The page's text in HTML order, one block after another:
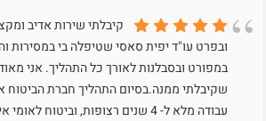
קיבלתי שירות אדיב
ובפרט עו"ד יפית סאסי שטיפלה בי במסירות
במפורט ובסבלנות לאורך כל התהליך. אני
שקיבלתי ממנה.בסיום התהליך חברת הביטוח
עבודה מלא ל- 4 שנים רצופות, וביטוח